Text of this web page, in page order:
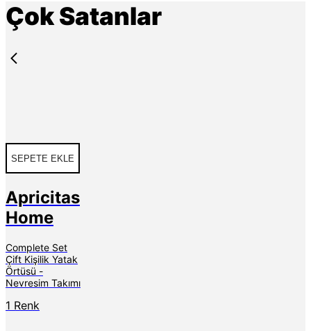
Çok Satanlar
SEPETE EKLE
Apricitas
Home
Complete Set
Çift Kişilik Yatak
Örtüsü -
Nevresim Takımı
1 Renk